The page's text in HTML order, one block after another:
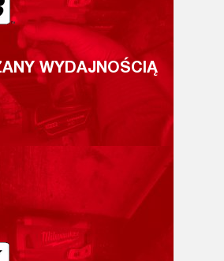
WYDAJNOŚCIĄ